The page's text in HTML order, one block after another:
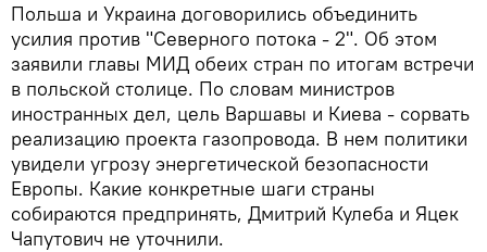
Польша и Украина договорились объединить
усилия против "Северного потока - 2". Об этом
заявили главы МИД обеих стран по итогам встречи
в польской столице. По словам министров
иностранных дел, цель Варшавы и Киева - сорвать
реализацию проекта газопровода. В нем политики
увидели угрозу энергетической безопасности
Европы. Какие конкретные шаги страны
собираются предпринять, Дмитрий Кулеба и Яцек
Чапутович не уточнили.